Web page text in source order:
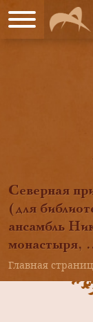
Северная
(для
ансамбль
монастыря,
Главная